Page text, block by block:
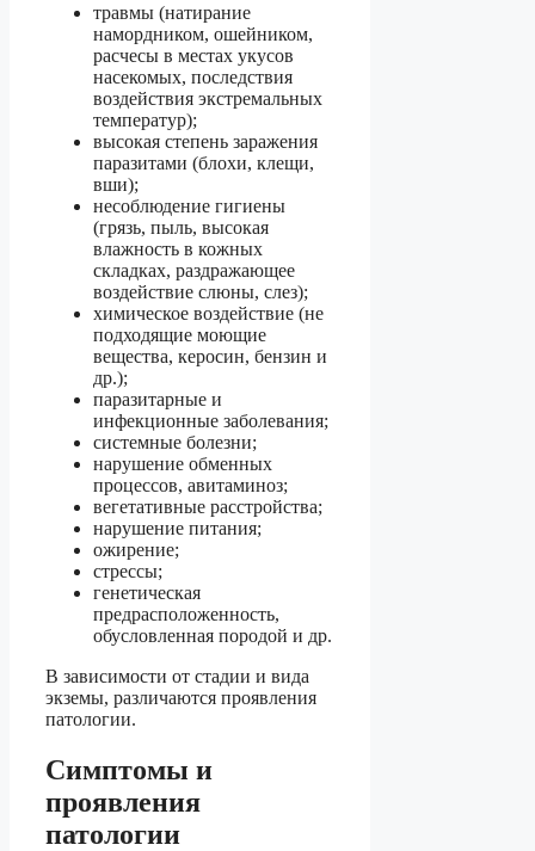
травмы (натирание
намордником, ошейником,
расчесы в местах укусов
насекомых, последствия
воздействия экстремальных
температур);
высокая степень заражения
паразитами (блохи, клещи,
вши);
несоблюдение гигиены
(грязь, пыль, высокая
влажность в кожных
складках, раздражающее
воздействие слюны, слез);
химическое воздействие (не
подходящие моющие
вещества, керосин, бензин и
др.);
паразитарные и
инфекционные заболевания;
системные болезни;
нарушение обменных
процессов, авитаминоз;
вегетативные расстройства;
нарушение питания;
ожирение;
стрессы;
генетическая
предрасположенность,
обусловленная породой и др.
В зависимости от стадии и вида
экземы, различаются проявления
патологии.
Симптомы и
проявления
патологии